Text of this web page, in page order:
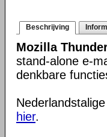
Beschrijving
Mozilla
stand-alone e-
denkbare
hier.